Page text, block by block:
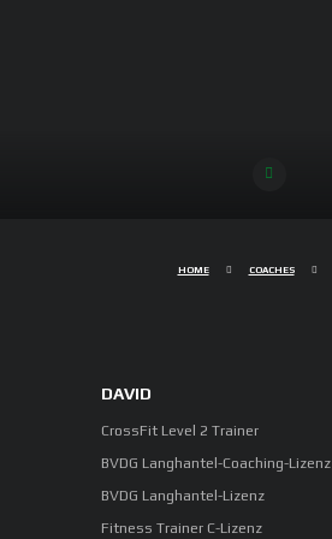
HOME COACHES
DAVID
CrossFit Level 2 Trainer
BVDG Langhantel-Coaching-Lizenz
BVDG Langhantel-Lizenz
Fitness Trainer C-Lizenz